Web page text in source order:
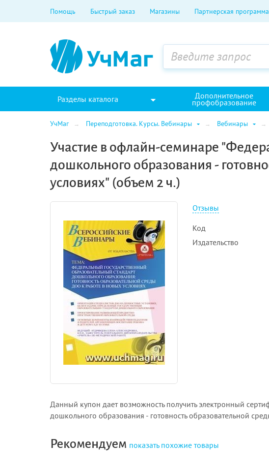
Помощь Быстрый заказ Магазины Партнерская программа
Разделы каталога Дополнительное
профобразование
УчМаг Переподготовка. Курсы. Вебинары Вебинары
Участие в офлайн-семинаре
дошкольного образования -
условиях" (объем 2 ч.)
Отзывы
Код
Издательство
Данный купон дает возможность получить электронный
дошкольного образования - готовность образовательной
Рекомендуем показатьпохожие товары